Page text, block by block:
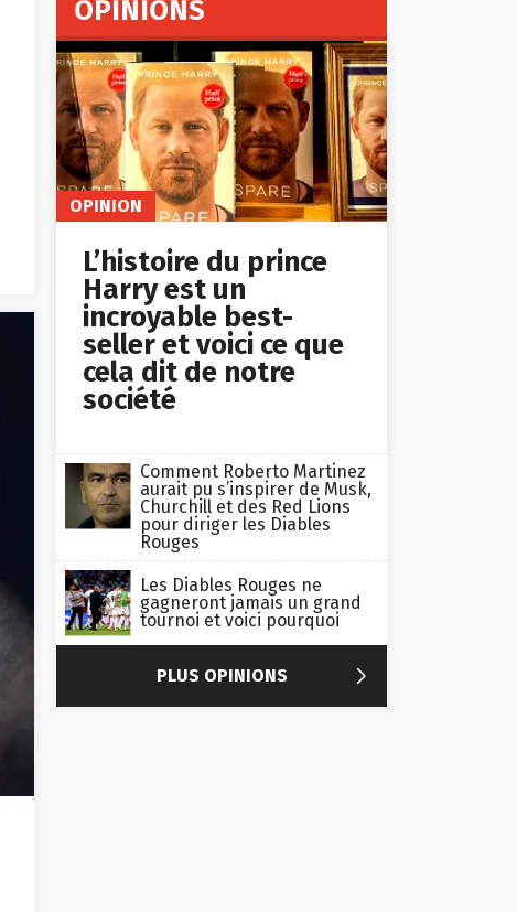
OPINIONS
OPINION
L’histoire du prince
Harry est un
incroyable best-
seller et voici ce que
cela dit de notre
société
Comment Roberto Martinez
aurait pu s’inspirer de Musk,
Churchill et des Red Lions
pour diriger les Diables
Rouges
Les Diables Rouges ne
gagneront jamais un grand
tournoi et voici pourquoi
PLUS OPINIONS 